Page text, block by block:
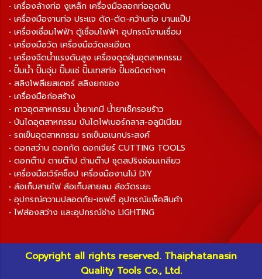
• เครื่องล้างท่อ งูเหล็ก เครื่องมือลอกท่ออุดตัน
• เครื่องมืองานท่อ ประแจ ดัด-ตัด-คว้านท่อ บานแป๊ป
• เครื่องเชื่อมไฟฟ้า ตู้เชื่อมไฟฟ้า อุปกรณ์งานเชื่อม
• เครื่องมือวัด เครื่องมือวัดละเอียด
• เครื่องฉีดน้ำแรงดันสูง เครื่องดูดฝุ่นอุตสาหกรรม
• ปั๊มน้ำ ปั๊มจุ่ม ปั๊มแช่ ปั๊มเทสท่อ ปั๊มชนิดต่างๆ
• สลิงโพลีเยสเตอร์ สลิงยกของ
• เครื่องมือก่อสร้าง
• กาวอุตสาหกรรม น้ำยาเคมี น้ำยาเช็ครอยร้าว
• บันไดอุตสาหกรรม บันไดไฟเบอร์กลาส-อลูมิเนียม
• รถเข็นอุตสาหกรรม รถเข็นอเนกประสงค์
• ดอกสว่าน ดอกกัด ดอกเจียร์ CUTTING TOOLS
• ดอกต๊าป ดายต๊าป ด้ามต๊าป ชุดสปริงซ่อมเกลียว
• เครื่องมือเวิร์คช็อป เครื่องมืองานไม้ DIY
• ล้อเก็บสายไฟ ล้อเก็บสายลม ล้อวัดระยะ
• อุปกรณ์ความปลอดภัย-เซฟตี้ อุปกรณ์แพ็คสินค้า
• ไฟส่องสว่าง และอุปกรณ์ช่าง LIGHTING
Copyright all rights reserved. Thaiphatanasin
Quality Tools Co., Ltd.